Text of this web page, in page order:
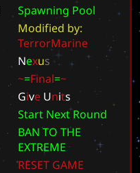
Spawning Pool
Modified by:
TerrorMarine
Nexus
~=Final=~
Give Units
Start Next Round
BAN TO THE
EXTREME
RESET GAME